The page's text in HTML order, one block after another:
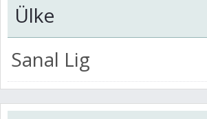
Ülke
Sanal Lig